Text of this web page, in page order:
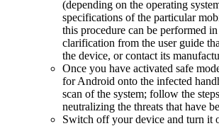
(depending on the operating
specifications of the particular
this procedure can be performed
clarification from the user guide
the device, or contact its
Once you have activated safe
for Android onto the infected
scan of the system; follow the
neutralizing the threats that have
Switch off your device and turn it